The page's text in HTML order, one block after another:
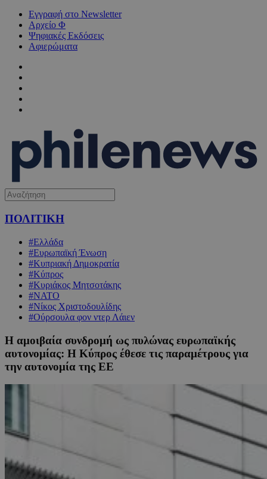
Εγγραφή στο Newsletter
Αρχείο Φ
Ψηφιακές Εκδόσεις
Αφιερώματα
ΠΟΛΙΤΙΚΗ
#Ελλάδα
#Ευρωπαϊκή Ένωση
#Κυπριακή Δημοκρατία
#Κύπρος
#Κυριάκος Μητσοτάκης
#ΝΑΤΟ
#Νίκος Χριστοδουλίδης
#Ούρσουλα φον ντερ Λάιεν
Η αμοιβαία συνδρομή ως πυλώνας ευρωπαϊκής
αυτονομίας: Η Κύπρος έθεσε τις παραμέτρους για
την αυτονομία της ΕΕ